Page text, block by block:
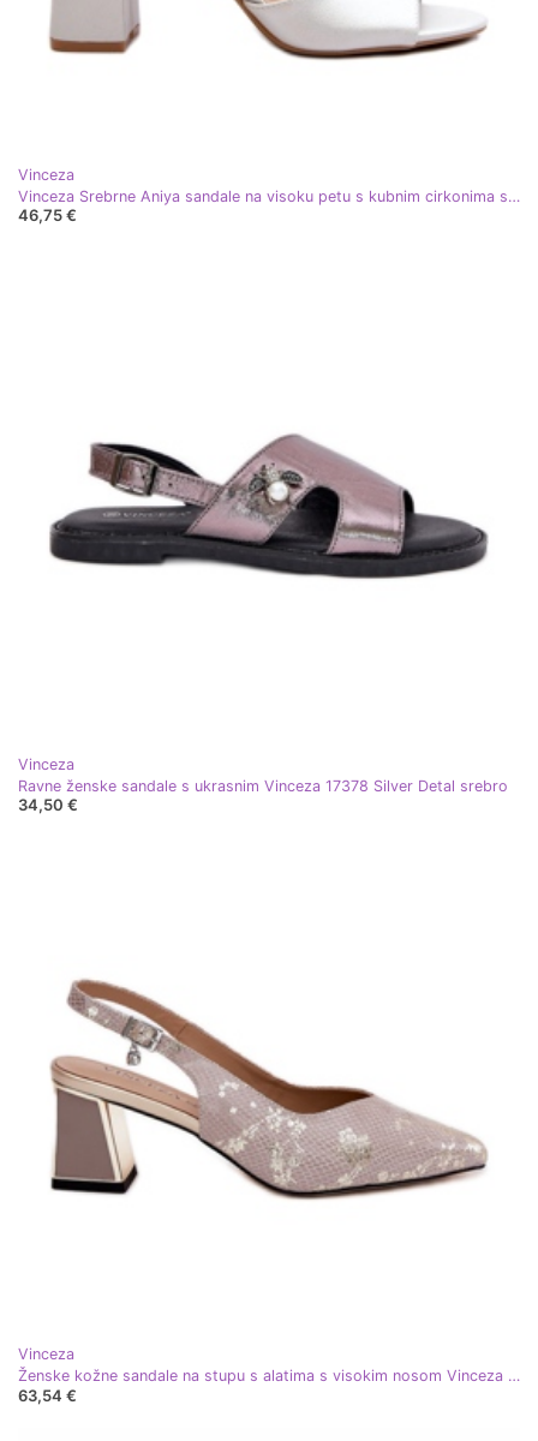
Vinceza
Vinceza Srebrne Aniya sandale na visoku petu s kubnim cirkonima srebro
46,75 €
Vinceza
Ravne ženske sandale s ukrasnim Vinceza 17378 Silver Detal srebro
34,50 €
Vinceza
Ženske kožne sandale na stupu s alatima s visokim nosom Vinceza 66733 Zlato i srebro
63,54 €